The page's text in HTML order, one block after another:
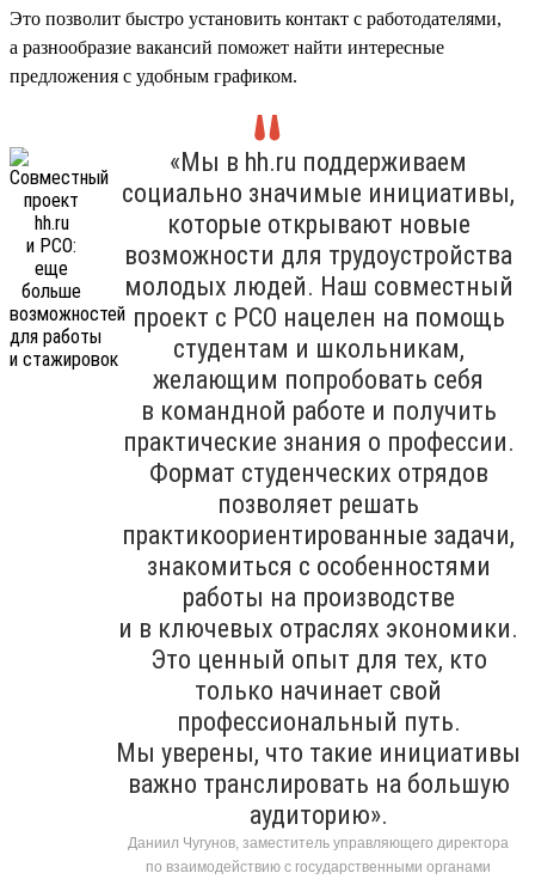
Это позволит быстро установить контакт с работодателями,
а разнообразие вакансий поможет найти интересные
предложения с удобным графиком.
«Мы в hh.ru поддерживаем
социально значимые инициативы,
которые открывают новые
возможности для трудоустройства
молодых людей. Наш совместный
проект с РСО нацелен на помощь
студентам и школьникам,
желающим попробовать себя
в командной работе и получить
практические знания о профессии.
Формат студенческих отрядов
позволяет решать
практикоориентированные задачи,
знакомиться с особенностями
работы на производстве
и в ключевых отраслях экономики.
Это ценный опыт для тех, кто
только начинает свой
профессиональный путь.
Мы уверены, что такие инициативы
важно транслировать на большую
аудиторию».
Даниил Чугунов, заместитель управляющего директора
по взаимодействию с государственными органами